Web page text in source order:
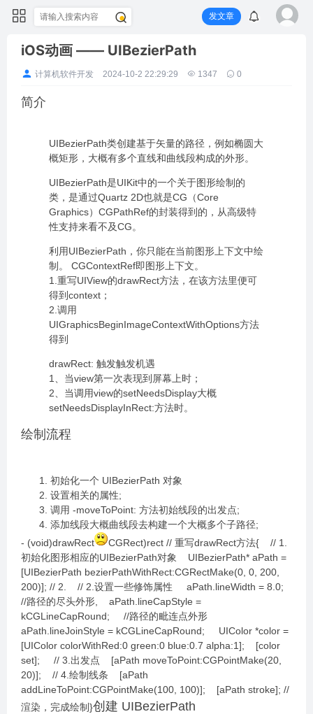
发文章
iOS动画 —— UIBezierPath
计算机软件开发 2024-10-2 22:29:29 1347 0
简介
UIBezierPath类创建基于矢量的路径，例如椭圆大
概矩形，大概有多个直线和曲线段构成的外形。
UIBezierPath是UIKit中的一个关于图形绘制的
类，是通过Quartz 2D也就是CG（Core
Graphics）CGPathRef的封装得到的，从高级特
性支持来看不及CG。
利用UIBezierPath，你只能在当前图形上下文中绘
制。 CGContextRef即图形上下文。
1.重写UIView的drawRect方法，在该方法里便可
得到context；
2.调用
UIGraphicsBeginImageContextWithOptions方法
得到
drawRect: 触发触发机遇
1、当view第一次表现到屏幕上时；
2、当调用view的setNeedsDisplay大概
setNeedsDisplayInRect:方法时。
绘制流程
初始化一个 UIBezierPath 对象
设置相关的属性;
调用 -moveToPoint: 方法初始线段的出发点;
添加线段大概曲线段去构建一个大概多个子路径;
- (void)drawRect
CGRect)rect // 重写drawRect方法{ // 1.
初始化图形相应的UIBezierPath对象 UIBezierPath* aPath =
[UIBezierPath bezierPathWithRect:CGRectMake(0, 0, 200,
200)]; // 2. // 2.设置一些修饰属性 aPath.lineWidth = 8.0;
//路径的尽头外形, aPath.lineCapStyle =
kCGLineCapRound; //路径的毗连点外形
aPath.lineJoinStyle = kCGLineCapRound; UIColor *color =
[UIColor colorWithRed:0 green:0 blue:0.7 alpha:1]; [color
set]; // 3.出发点 [aPath moveToPoint:CGPointMake(20,
20)]; // 4.绘制线条 [aPath
addLineToPoint:CGPointMake(100, 100)]; [aPath stroke]; //
渲染，完成绘制}创建 UIBezierPath